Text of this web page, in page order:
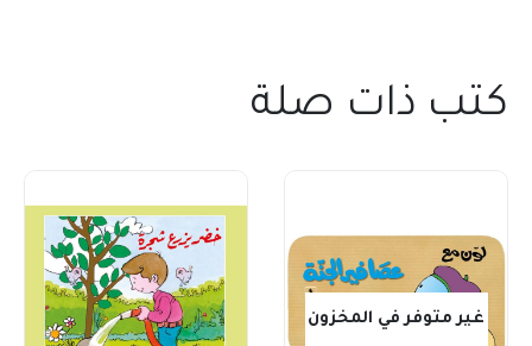
كتب ذات صلة
غير متوفر في المخزون